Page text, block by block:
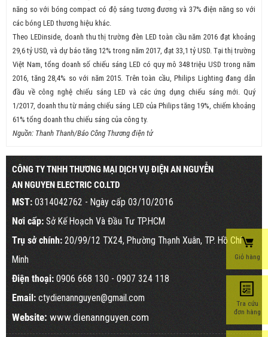
năng so với bóng compact có độ sáng tương đương và 37% điện năng so với
các bóng LED thương hiệu khác.
Theo LEDinside, doanh thu thị trường đèn LED toàn cầu năm 2016 đạt khoảng
29,6 tỷ USD, và dự báo tăng 12% trong năm 2017, đạt 33,1 tỷ USD. Tại thị trường
Việt Nam, tổng doanh số chiếu sáng LED có quy mô 348 triệu USD trong năm
2016, tăng 28,4% so với năm 2015. Trên toàn cầu, Philips Lighting đang dẫn
đầu về công nghệ chiếu sáng LED và các ứng dụng chiếu sáng mới. Quý
1/2017, doanh thu từ mảng chiếu sáng LED của Philips tăng 19%, chiếm khoảng
61% tổng doanh thu chiếu sáng của công ty.
Nguồn: Thanh Thanh/Báo Công Thương điện tử
CÔNG TY TNHH THƯƠNG MẠI DỊCH VỤ ĐIỆN AN NGUYỄN
AN NGUYEN ELECTRIC CO.LTD
MST: 0314042762 - Ngày cấp 03/10/2016
Nơi cấp: Sở Kế Hoạch Và Đầu Tư TP.HCM
Trụ sở chính: 20/99/12 TX24, Phường Thạnh Xuân, TP. Hồ Chí
Minh
Điện thoại: 0906 668 130 - 0907 324 118
Email: ctydienannguyen@gmail.com
Website: www.dienannguyen.com
Giỏ hàng
Tra cứu
đơn hàng